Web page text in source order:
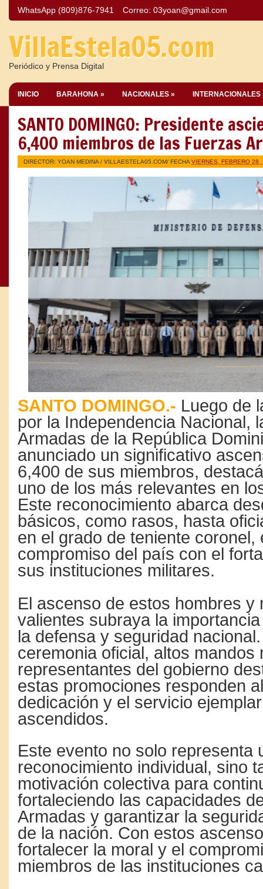
WhatsApp (809)876-7941 Correo: 03yoan@gmail.com
VillaEstela05.com
Periódico y Prensa Digital
INICIO BARAHONA » NACIONALES » INTERNACIONALES
SANTO DOMINGO: Presidente
6,400 miembros de las Fuerzas
DIRECTOR: YOAN MEDINA / VILLAESTELA05.COM/ FECHA VIERNES, FEBRERO 28,
SANTO DOMINGO.- Luego de
por la Independencia Nacional,
Armadas de la República
anunciado un significativo
6,400 de sus miembros,
uno de los más relevantes en
Este reconocimiento abarca
básicos, como rasos, hasta
en el grado de teniente coronel,
compromiso del país con el
sus instituciones militares.
El ascenso de estos hombres y
valientes subraya la
la defensa y seguridad
ceremonia oficial, altos mandos
representantes del gobierno
estas promociones responden
dedicación y el servicio
ascendidos.
Este evento no solo representa
reconocimiento individual, sino
motivación colectiva para
fortaleciendo las capacidades
Armadas y garantizar la
de la nación. Con estos
fortalecer la moral y el
miembros de las instituciones